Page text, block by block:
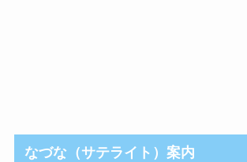
なづな（サテライト）案内